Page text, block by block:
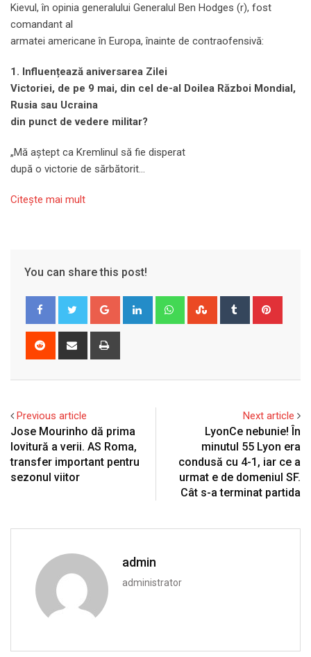
Kievul, în opinia generalului Generalul Ben Hodges (r), fost
comandant al
armatei americane în Europa, înainte de contraofensivă:
1. Influențează aniversarea Zilei
Victoriei, de pe 9 mai, din cel de-al Doilea Război Mondial,
Rusia sau Ucraina
din punct de vedere militar?
„Mă aștept ca Kremlinul să fie disperat
după o victorie de sărbătorit…
Citeşte mai mult
You can share this post!
Google+ LinkedIn WhatsappStumbleUpon
Tumblr
Reddit
Share
Previous article
Jose Mourinho dă prima
lovitură a verii. AS Roma,
transfer important pentru
sezonul viitor
Next article
LyonCe nebunie! În
minutul 55 Lyon era
condusă cu 4-1, iar ce a
urmat e de domeniul SF.
Cât s-a terminat partida
admin
administrator